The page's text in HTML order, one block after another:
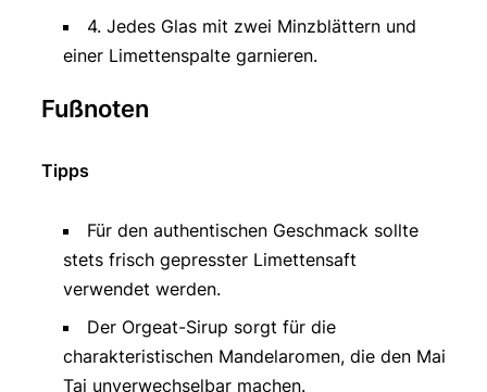
4. Jedes Glas mit zwei Minzblättern und
einer Limettenspalte garnieren.
Fußnoten
Tipps
Für den authentischen Geschmack sollte
stets frisch gepresster Limettensaft
verwendet werden.
Der Orgeat-Sirup sorgt für die
charakteristischen Mandelaromen, die den Mai
Tai unverwechselbar machen.